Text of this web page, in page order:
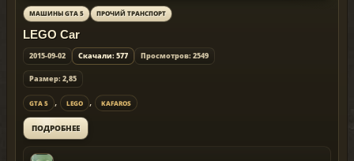
МАШИНЫ GTA 5 ПРОЧИЙ ТРАНСПОРТ
LEGO Car
2015-09-02 Скачали: 577 Просмотров: 2549
Размер: 2,85
GTA 5 , LEGO , KAFAROS
ПОДРОБНЕЕ